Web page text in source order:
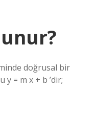
doğrusal bir
= m x + b ‍’dir;